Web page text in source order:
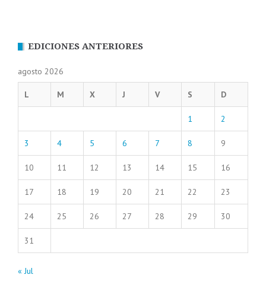
EDICIONES ANTERIORES
agosto 2026
L M X J V S D
1 2
3 4 5 6 7 8 9
10 11 12 13 14 15 16
17 18 19 20 21 22 23
24 25 26 27 28 29 30
31
« Jul